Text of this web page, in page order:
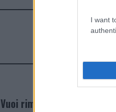
I want
Vuoi rimanere sempre